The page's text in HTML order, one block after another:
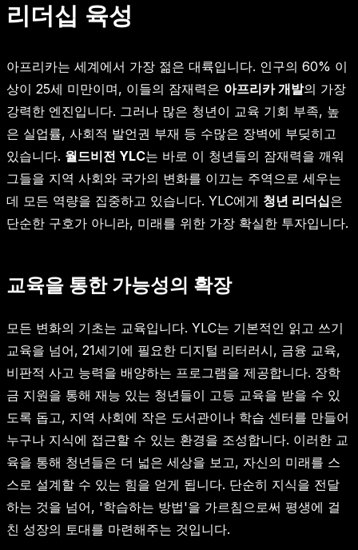
리더십 육성
아프리카는 세계에서 가장 젊은 대륙입니다. 인구의 60% 이
상이 25세 미만이며, 이들의 잠재력은 아프리카 개발의 가장
강력한 엔진입니다. 그러나 많은 청년이 교육 기회 부족, 높
은 실업률, 사회적 발언권 부재 등 수많은 장벽에 부딪히고
있습니다. 월드비전 YLC는 바로 이 청년들의 잠재력을 깨워
그들을 지역 사회와 국가의 변화를 이끄는 주역으로 세우는
데 모든 역량을 집중하고 있습니다. YLC에게 청년 리더십은
단순한 구호가 아니라, 미래를 위한 가장 확실한 투자입니다.
교육을 통한 가능성의 확장
모든 변화의 기초는 교육입니다. YLC는 기본적인 읽고 쓰기
교육을 넘어, 21세기에 필요한 디지털 리터러시, 금융 교육,
비판적 사고 능력을 배양하는 프로그램을 제공합니다. 장학
금 지원을 통해 재능 있는 청년들이 고등 교육을 받을 수 있
도록 돕고, 지역 사회에 작은 도서관이나 학습 센터를 만들어
누구나 지식에 접근할 수 있는 환경을 조성합니다. 이러한 교
육을 통해 청년들은 더 넓은 세상을 보고, 자신의 미래를 스
스로 설계할 수 있는 힘을 얻게 됩니다. 단순히 지식을 전달
하는 것을 넘어, '학습하는 방법'을 가르침으로써 평생에 걸
친 성장의 토대를 마련해주는 것입니다.